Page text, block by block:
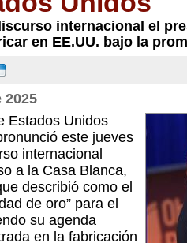
internacional el
en EE.UU. bajo la
2025
Estados Unidos
este jueves
internacional
a la Casa Blanca,
describió como el
de oro” para el
su agenda
en la fabricación